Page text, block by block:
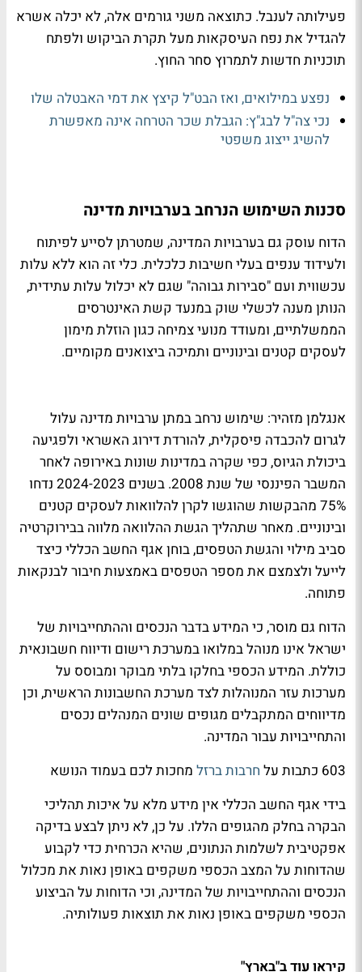
פעילותה לענבל. כתוצאה משני גורמים אלה, לא יכלה אשרא
להגדיל את נפח העיסקאות מעל תקרת הביקוש ולפתח
תוכניות חדשות לתמרוץ סחר החוץ.
נפצע במילואים, ואז הבט"ל קיצץ את דמי האבטלה שלו
נכי צה"ל לבג"ץ: הגבלת שכר הטרחה אינה מאפשרת
להשיג ייצוג משפטי
סכנות השימוש הנרחב בערבויות מדינה
הדוח עוסק גם בערבויות המדינה, שמטרתן לסייע לפיתוח
ולעידוד ענפים בעלי חשיבות כלכלית. כלי זה הוא ללא עלות
עכשווית ועם "סבירות גבוהה" שגם לא יכלול עלות עתידית,
הנותן מענה לכשלי שוק במנעד קשת האינטרסים
הממשלתיים, ומעודד מנועי צמיחה כגון הוזלת מימון
לעסקים קטנים ובינוניים ותמיכה ביצואנים מקומיים.
אנגלמן מזהיר: שימוש נרחב במתן ערבויות מדינה עלול
לגרום להכבדה פיסקלית, להורדת דירוג האשראי ולפגיעה
ביכולת הגיוס, כפי שקרה במדינות שונות באירופה לאחר
המשבר הפיננסי של שנת 2008. בשנים 2024-2023 נדחו
75% מהבקשות שהוגשו לקרן להלוואות לעסקים קטנים
ובינוניים. מאחר שתהליך הגשת ההלוואה מלווה בבירוקרטיה
סביב מילוי והגשת הטפסים, בוחן אגף החשב הכללי כיצד
לייעל ולצמצם את מספר הטפסים באמצעות חיבור לבנקאות
פתוחה.
הדוח גם מוסר, כי המידע בדבר הנכסים וההתחייבויות של
ישראל אינו מנוהל במלואו במערכת רישום ודיווח חשבונאית
כוללת. המידע הכספי בחלקו בלתי מבוקר ומבוסס על
מערכות עזר המנוהלות לצד מערכת החשבונות הראשית, וכן
מדיווחים המתקבלים מגופים שונים המנהלים נכסים
והתחייבויות עבור המדינה.
603 כתבות על
חרבות ברזל מחכות לכם בעמוד הנושא
בידי אגף החשב הכללי אין מידע מלא על איכות תהליכי
הבקרה בחלק מהגופים הללו. על כן, לא ניתן לבצע בדיקה
אפקטיבית לשלמות הנתונים, שהיא הכרחית כדי לקבוע
שהדוחות על המצב הכספי משקפים באופן נאות את מכלול
הנכסים וההתחייבויות של המדינה, וכי הדוחות על הביצוע
הכספי משקפים באופן נאות את תוצאות פעולותיה.
קיראו עוד ב"בארץ"